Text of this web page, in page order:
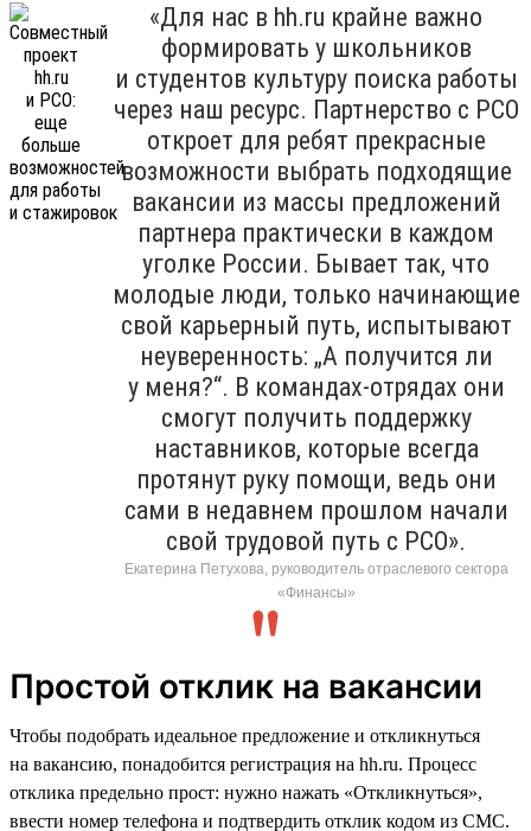
«Для нас в hh.ru крайне важно
формировать у школьников
и студентов культуру поиска работы
через наш ресурс. Партнерство с РСО
откроет для ребят прекрасные
возможности выбрать подходящие
вакансии из массы предложений
партнера практически в каждом
уголке России. Бывает так, что
молодые люди, только начинающие
свой карьерный путь, испытывают
неуверенность: „А получится ли
у меня?“. В командах-отрядах они
смогут получить поддержку
наставников, которые всегда
протянут руку помощи, ведь они
сами в недавнем прошлом начали
свой трудовой путь с РСО».
Екатерина Петухова, руководитель отраслевого сектора
«Финансы»
Простой отклик на вакансии
Чтобы подобрать идеальное предложение и откликнуться
на вакансию, понадобится регистрация на hh.ru. Процесс
отклика предельно прост: нужно нажать «Откликнуться»,
ввести номер телефона и подтвердить отклик кодом из СМС.